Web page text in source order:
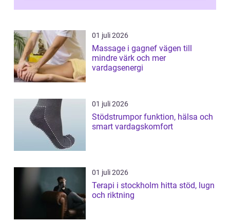
01 juli 2026
Massage i gagnef vägen till
mindre värk och mer
vardagsenergi
01 juli 2026
Stödstrumpor funktion, hälsa och
smart vardagskomfort
01 juli 2026
Terapi i stockholm hitta stöd, lugn
och riktning